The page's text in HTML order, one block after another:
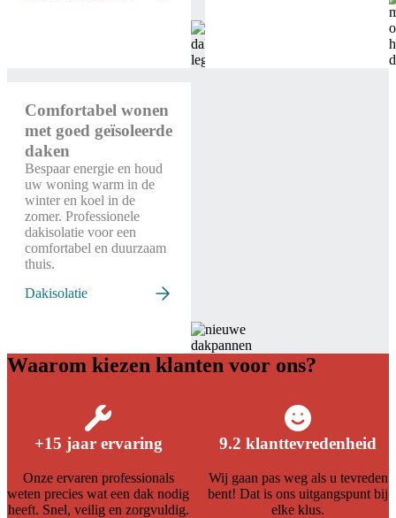
Comfortabel wonen
met goed geïsoleerde
daken
Bespaar energie en houd
uw woning warm in de
winter en koel in de
zomer. Professionele
dakisolatie voor een
comfortabel en duurzaam
thuis.
Dakisolatie
Waarom kiezen klanten voor ons?
+15 jaar ervaring
Onze ervaren professionals
weten precies wat een dak nodig
heeft. Snel, veilig en zorgvuldig.
9.2 klanttevredenheid
Wij gaan pas weg als u tevreden
bent! Dat is ons uitgangspunt bij
elke klus.